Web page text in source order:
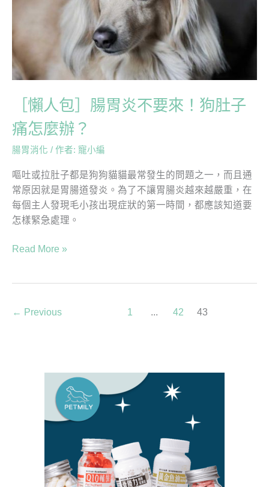
［懶人包］腸胃炎不要來！狗肚子
痛怎麼辦？
腸胃消化 / 作者: 寵小編
嘔吐或拉肚子都是狗狗貓貓最常發生的問題之一，而且通
常原因就是胃腸道發炎。為了不讓胃腸炎越來越嚴重，在
每個主人發現毛小孩出現症狀的第一時間，都應該知道要
怎樣緊急處理。
要
來！
狗
肚
怎
麼
辦？
Read More »
← Previous 1 ... 42 43